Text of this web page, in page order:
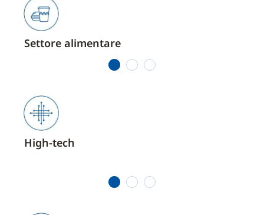
Settore alimentare
High-tech